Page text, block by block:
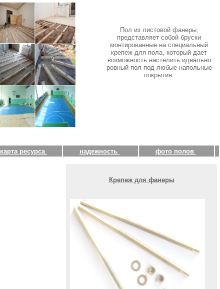
Пол из листовой фанеры,
представляет собой бруски
монтированные на специальный
крепеж для пола, который дает
возможность настелить идеально
ровный пол под любые напольные
покрытия.
карта ресурса надежность фото полов
Крепеж для фанеры